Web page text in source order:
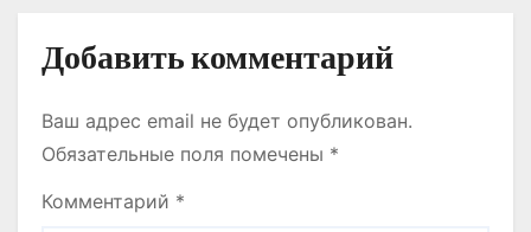
Добавить комментарий
Ваш адрес email не будет опубликован.
Обязательные поля помечены *
Комментарий *